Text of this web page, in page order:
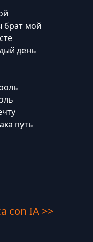
брат мой
день
путь
con IA >>